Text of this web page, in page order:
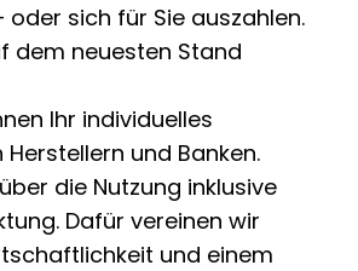
sich für Sie auszahlen.
dem neuesten Stand
Ihr individuelles
und Banken.
die Nutzung inklusive
Dafür vereinen wir
und einem